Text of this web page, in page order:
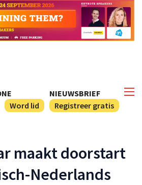
NIEUWSBRIEF
Registreer gratis
Word lid
maakt doorstart
Nederlands